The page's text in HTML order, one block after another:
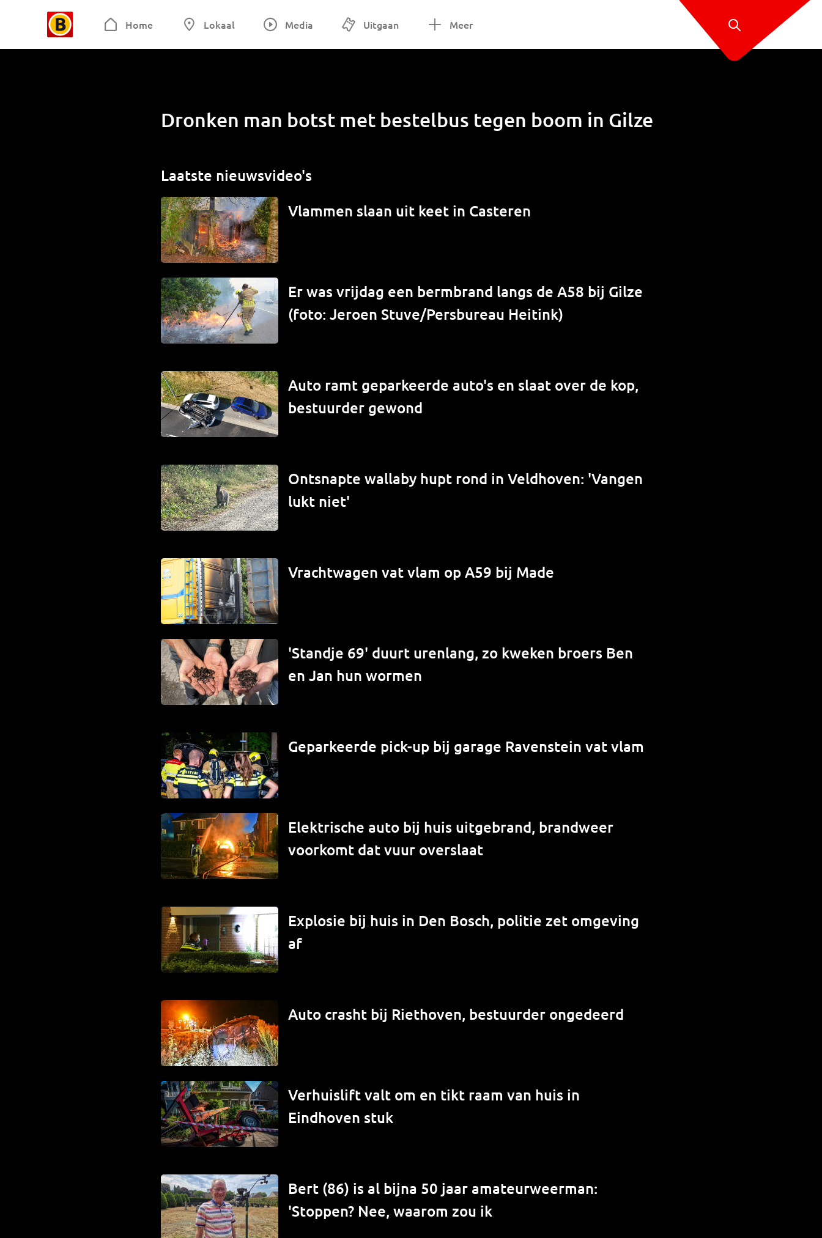
Home Lokaal Media Uitgaan Meer
Dronken man botst met bestelbus tegen boom in Gilze
Laatste nieuwsvideo's
Vlammen slaan uit keet in Casteren
Er was vrijdag een bermbrand langs de A58 bij Gilze
(foto: Jeroen Stuve/Persbureau Heitink)
Auto ramt geparkeerde auto's en slaat over de kop,
bestuurder gewond
Ontsnapte wallaby hupt rond in Veldhoven: 'Vangen
lukt niet'
Vrachtwagen vat vlam op A59 bij Made
'Standje 69' duurt urenlang, zo kweken broers Ben
en Jan hun wormen
Geparkeerde pick-up bij garage Ravenstein vat vlam
Elektrische auto bij huis uitgebrand, brandweer
voorkomt dat vuur overslaat
Explosie bij huis in Den Bosch, politie zet omgeving
af
Auto crasht bij Riethoven, bestuurder ongedeerd
Verhuislift valt om en tikt raam van huis in
Eindhoven stuk
Bert (86) is al bijna 50 jaar amateurweerman:
'Stoppen? Nee, waarom zou ik